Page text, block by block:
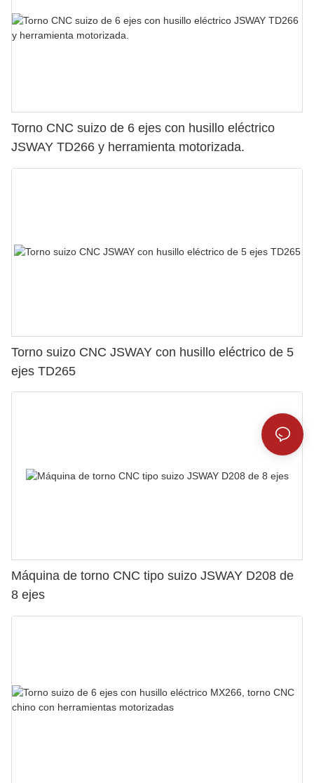
Torno CNC suizo de 6 ejes con husillo eléctrico
JSWAY TD266 y herramienta motorizada.
Torno suizo CNC JSWAY con husillo eléctrico de 5
ejes TD265
Máquina de torno CNC tipo suizo JSWAY D208 de
8 ejes